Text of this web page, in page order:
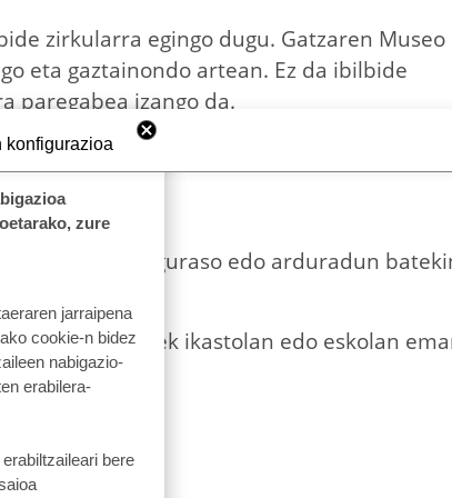
zirkularra egingo dugu. Gatzaren Museo
eta gaztainondo artean. Ez da ibilbide
paregabea izango da.
baina umeek guraso edo arduradun
baina haurrek ikastolan edo eskolan
konfigurazioa
zure
jarraipena
cookie-n bidez
nabigazio-
erabilera-
bere